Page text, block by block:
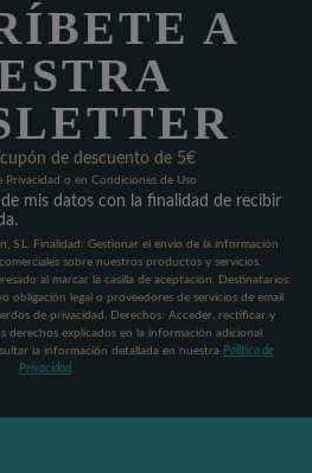
A
de descuento de 5€
o en Condiciones de Uso
mis datos con la finalidad de recibir
S.L. Finalidad: Gestionar el envío de la información
sobre nuestros productos y servicios.
al marcar la casilla de aceptación. Destinatarios:
obligación legal o proveedores de servicios de email
de privacidad. Derechos: Acceder, rectificar y
derechos explicados en la información adicional.
la información detallada en nuestra Política de
Privacidad.